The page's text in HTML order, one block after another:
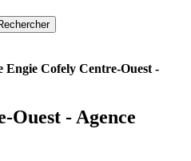
Engie Cofely Centre-Ouest -
Ouest - Agence